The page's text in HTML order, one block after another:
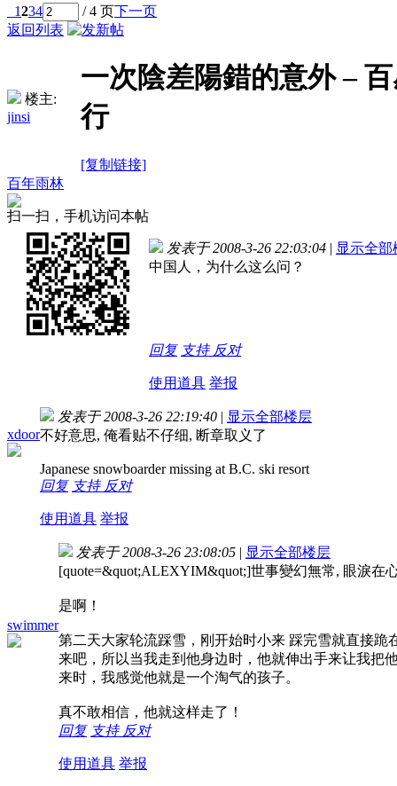
1234 / 4 页下一页
返回列表
楼主:
jinsi
一次陰差陽錯的意外 –
行
[复制链接]
百年雨林
扫一扫，手机访问本帖
发表于 2008-3-26 22:03:04 | 显示全部
中国人，为什么这么问？
回复 支持 反对
使用道具 举报
xdoor
发表于 2008-3-26 22:19:40 | 显示全部楼层
不好意思, 俺看贴不仔细, 断章取义了
Japanese snowboarder missing at B.C. ski resort
回复 支持 反对
使用道具 举报
swimmer
发表于 2008-3-26 23:08:05 | 显示全部楼层
[quote=&quot;ALEXYIM&quot;]世事變幻無常, 眼淚在
是啊！
第二天大家轮流踩雪，刚开始时小来 踩完雪就直接
来吧，所以当我走到他身边时，他就伸出手来让我把
来时，我感觉他就是一个淘气的孩子。
真不敢相信，他就这样走了！
回复 支持 反对
使用道具 举报